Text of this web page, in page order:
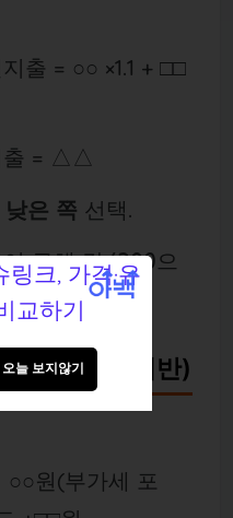
출 = ○○ ×1.1 + □□
출 = △△
낮은 쪽 선택.
이 구해값/300으
FLX(팁 기반)
○○원(부가세 포
오늘 보지않기